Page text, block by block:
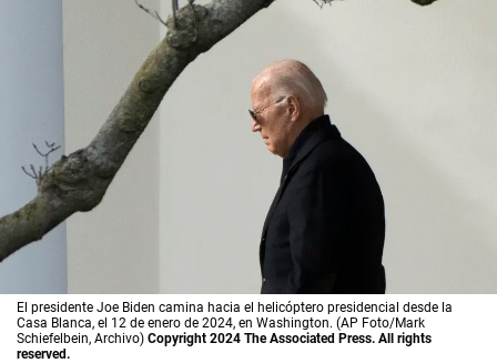
El presidente Joe Biden camina hacia el helicóptero presidencial desde la
Casa Blanca, el 12 de enero de 2024, en Washington. (AP Foto/Mark
Schiefelbein, Archivo) Copyright 2024 The Associated Press. All rights
reserved.